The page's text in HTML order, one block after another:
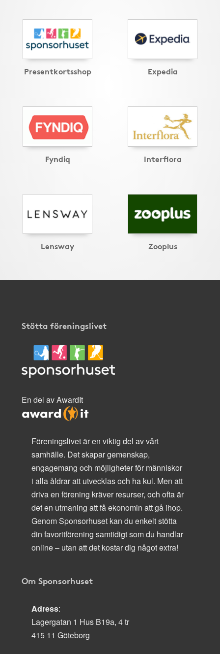
Presentkortsshop Expedia
Fyndiq Interflora
Lensway Zooplus
Stötta föreningslivet
En del av AwardIt
Föreningslivet är en viktig del av vårt
samhälle. Det skapar gemenskap,
engagemang och möjligheter för människor
i alla åldrar att utvecklas och ha kul. Men att
driva en förening kräver resurser, och ofta är
det en utmaning att få ekonomin att gå ihop.
Genom Sponsorhuset kan du enkelt stötta
din favoritförening samtidigt som du handlar
online – utan att det kostar dig något extra!
Om Sponsorhuset
Adress:
Lagergatan 1 Hus B19a, 4 tr
415 11 Göteborg